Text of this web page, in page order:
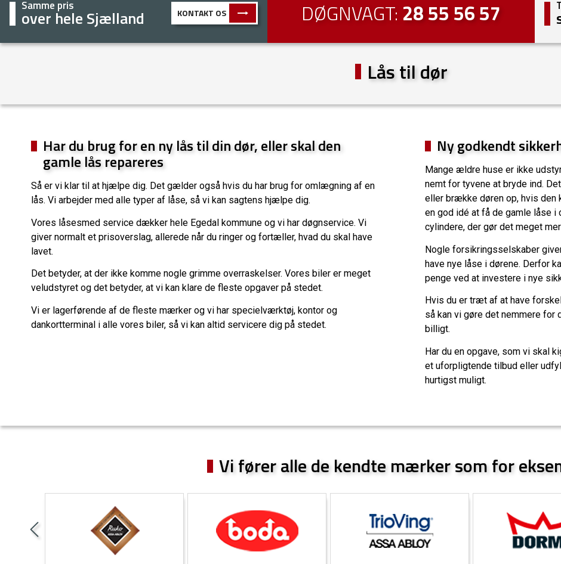
Samme pris
over hele Sjælland KONTAKT OS DØGNVAGT: 28 55 56 57
Lås til dør
Har du brug for en ny lås til din dør, eller skal den
gamle lås repareres
Så er vi klar til at hjælpe dig. Det gælder også hvis du har brug for omlægning af en
lås. Vi arbejder med alle typer af låse, så vi kan sagtens hjælpe dig.
Vores låsesmed service dækker hele Egedal kommune og vi har døgnservice. Vi
giver normalt et prisoverslag, allerede når du ringer og fortæller, hvad du skal have
lavet.
Det betyder, at der ikke komme nogle grimme overraskelser. Vores biler er meget
veludstyret og det betyder, at vi kan klare de fleste opgaver på stedet.
Vi er lagerførende af de fleste mærker og vi har specielværktøj, kontor og
dankortterminal i alle vores biler, så vi kan altid servicere dig på stedet.
Ny godkendt
Mange ældre huse er ikke
nemt for tyvene at bryde ind.
eller brække døren op, hvis den
en god idé at få de gamle låse
cylindere, der gør det meget
Nogle forsikringsselskaber
have nye låse i dørene. Derfor
penge ved at investere i nye
Hvis du er træt af at have
så kan vi gøre det nemmere for
billigt.
Har du en opgave, som vi skal
et uforpligtende tilbud eller
hurtigst muligt.
Vi fører alle de kendte mærker som for